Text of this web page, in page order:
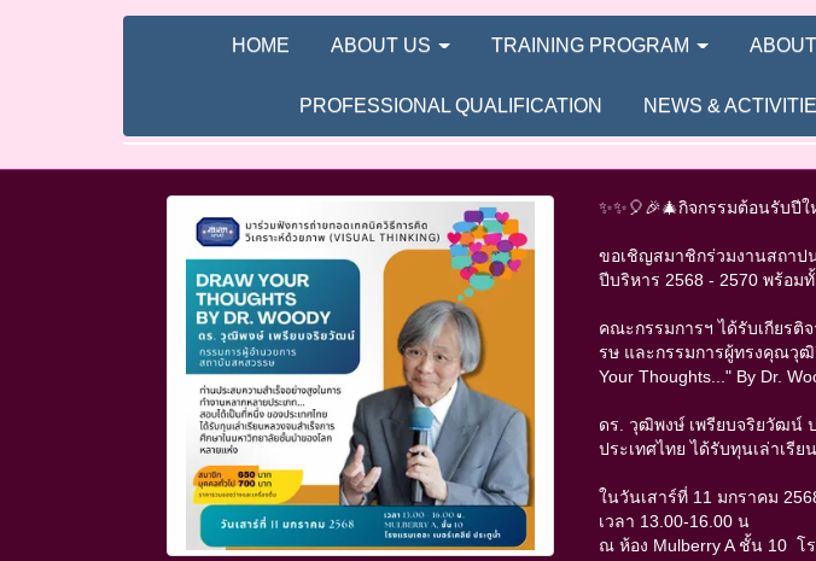
HOME ABOUT US TRAINING PROGRAM
PROFESSIONAL QUALIFICATION NEWS &
✨️✨️🎈🎉🎄กิจกรรมต้อนรับ
ขอเชิญสมาชิกร่วมงานสถาป
ปีบริหาร 2568 - 2570 พร้อม
คณะกรรมการฯ ได้รับเกียรติ
รษ และกรรมการผู้ทรงคุณวุฒิ
Your Thoughts..." By Dr.
ดร. วุฒิพงษ์ เพรียบจริยวัฒน์
ประเทศไทย ได้รับทุนเล่าเรี
ในวันเสาร์ที่ 11 มกราคม
เวลา 13.00-16.00 น
ณ ห้อง Mulberry A ชั้น 10 โ